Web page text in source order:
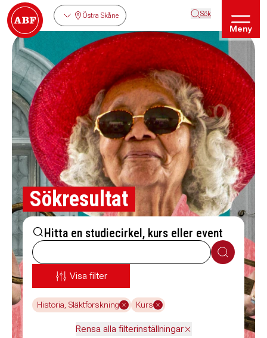
Östra Skåne Sök
Meny
Sökresultat
Hitta en studiecirkel, kurs eller event
Sök
Visa filter
Historia, Släktforskning Kurs
Rensa alla filterinställningar